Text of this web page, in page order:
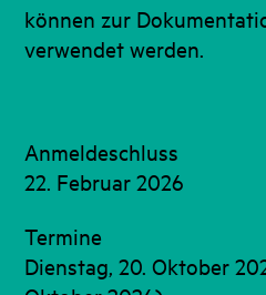
können zur
verwendet werden.
Anmeldeschluss
22. Februar 2026
Termine
Dienstag, 20. Oktober